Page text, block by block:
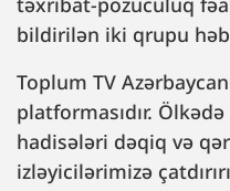
bildirilən iki qrupu
Toplum TV
platformasıdır.
hadisələri dəqiq və
izləyicilərimizə